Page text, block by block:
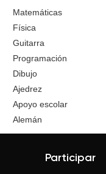
Matemáticas
Física
Guitarra
Programación
Dibujo
Ajedrez
Apoyo escolar
Alemán
Participar